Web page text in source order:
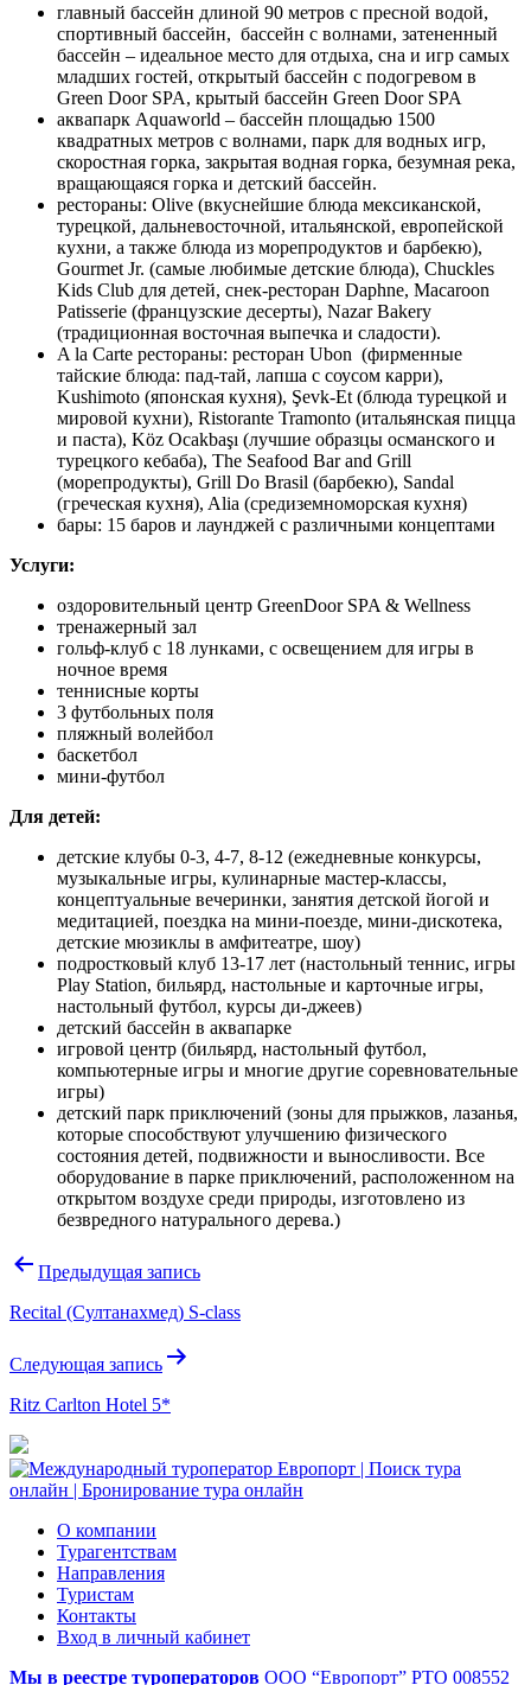
главный бассейн длиной 90 метров с пресной водой,
спортивный бассейн, бассейн с волнами, затененный
бассейн – идеальное место для отдыха, сна и игр самых
младших гостей, открытый бассейн с подогревом в
Green Door SPA, крытый бассейн Green Door SPA
аквапарк Aquaworld – бассейн площадью 1500
квадратных метров с волнами, парк для водных игр,
скоростная горка, закрытая водная горка, безумная река,
вращающаяся горка и детский бассейн.
рестораны: Olive (вкуснейшие блюда мексиканской,
турецкой, дальневосточной, итальянской, европейской
кухни, а также блюда из морепродуктов и барбекю),
Gourmet Jr. (самые любимые детские блюда), Chuckles
Kids Club для детей, снек-ресторан Daphne, Macaroon
Patisserie (французские десерты), Nazar Bakery
(традиционная восточная выпечка и сладости).
A la Carte рестораны: ресторан Ubon (фирменные
тайские блюда: пад-тай, лапша с соусом карри),
Kushimoto (японская кухня), Şevk-Et (блюда турецкой и
мировой кухни), Ristorante Tramonto (итальянская пицца
и паста), Köz Ocakbaşı (лучшие образцы османского и
турецкого кебаба), The Seafood Bar and Grill
(морепродукты), Grill Do Brasil (барбекю), Sandal
(греческая кухня), Alia (средиземноморская кухня)
бары: 15 баров и лаунджей с различными концептами
Услуги:
оздоровительный центр GreenDoor SPA & Wellness
тренажерный зал
гольф-клуб с 18 лунками, с освещением для игры в
ночное время
теннисные корты
3 футбольных поля
пляжный волейбол
баскетбол
мини-футбол
Для детей:
детские клубы 0-3, 4-7, 8-12 (ежедневные конкурсы,
музыкальные игры, кулинарные мастер-классы,
концептуальные вечеринки, занятия детской йогой и
медитацией, поездка на мини-поезде, мини-дискотека,
детские мюзиклы в амфитеатре, шоу)
подростковый клуб 13-17 лет (настольный теннис, игры
Play Station, бильярд, настольные и карточные игры,
настольный футбол, курсы ди-джеев)
детский бассейн в аквапарке
игровой центр (бильярд, настольный футбол,
компьютерные игры и многие другие соревновательные
игры)
детский парк приключений (зоны для прыжков, лазанья,
которые способствуют улучшению физического
состояния детей, подвижности и выносливости. Все
оборудование в парке приключений, расположенном на
открытом воздухе среди природы, изготовлено из
безвредного натурального дерева.)
Навигация
записям
Предыдущая запись
Recital (Султанахмед) S-class
Следующая запись
Ritz Carlton Hotel 5*
О компании
Турагентствам
Направления
Туристам
Контакты
Вход в личный кабинет
Мы в реестре туроператоров ООО “Европорт” РТО 008552